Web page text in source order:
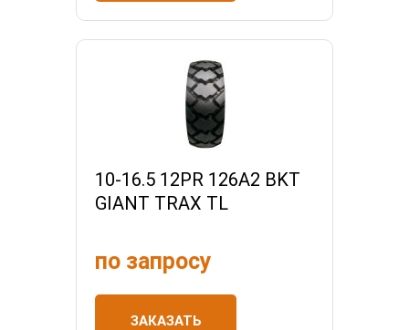
10-16.5 12PR 126A2 BKT
GIANT TRAX TL
по запросу
ЗАКАЗАТЬ